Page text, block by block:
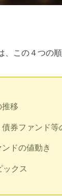
、この４つの
移
券ファンド等
ドの値動き
ックス